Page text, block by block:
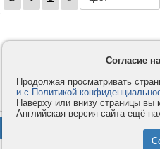
Согласие
Продолжая просматривать
и с Политикой
Наверху или внизу страницы вы
Английская версия сайта ещё